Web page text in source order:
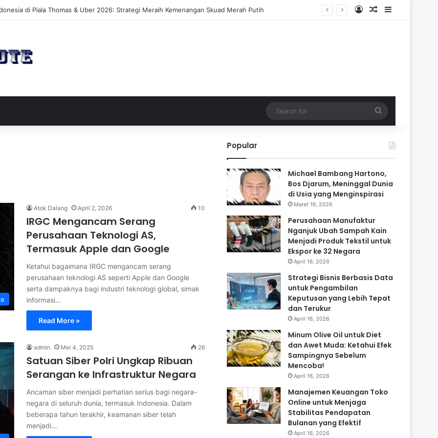
Perluasan Lahan 65 Hektar untuk Pengembangan Sektor Wisata Log InRandom Article
Sidebar
for
Atok Dalang April 2, 2026 10
IRGC Mengancam Serang
Perusahaan Teknologi AS,
Termasuk Apple dan Google
Ketahui bagaimana IRGC mengancam serang
perusahaan teknologi AS seperti Apple dan Google
serta dampaknya bagi industri teknologi global, simak
informasi…
Read More »
admin Mei 4, 2025 26
Satuan Siber Polri Ungkap Ribuan
Serangan ke Infrastruktur Negara
Ancaman siber menjadi perhatian serius bagi negara-
negara di seluruh dunia, termasuk Indonesia. Dalam
beberapa tahun terakhir, keamanan siber telah
menjadi…
Popular
Michael Bambang Hartono,
Bos Djarum, Meninggal Dunia
di Usia yang Menginspirasi
Maret 19, 2026
Perusahaan Manufaktur
Nganjuk Ubah Sampah Kain
Menjadi Produk Tekstil untuk
Ekspor ke 32 Negara
April 16, 2026
Strategi Bisnis Berbasis Data
untuk Pengambilan
Keputusan yang Lebih Tepat
dan Terukur
April 16, 2026
Minum Olive Oil untuk Diet
dan Awet Muda: Ketahui Efek
Sampingnya Sebelum
Mencoba!
April 16, 2026
Manajemen Keuangan Toko
Online untuk Menjaga
Stabilitas Pendapatan
Bulanan yang Efektif
April 16, 2026